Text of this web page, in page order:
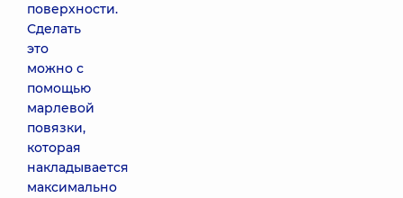
поверхности.
Сделать
это
можно с
помощью
марлевой
повязки,
которая
накладывается
максимально